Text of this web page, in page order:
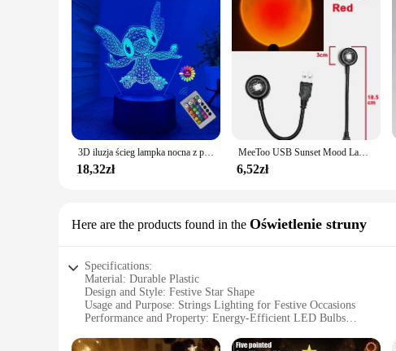
3D iluzja ścieg lampka nocna z pilotem i inteligentny pokój dotykowy lampa dekoracyjna urodziny walentynki prezenty świąteczne
18,32zł
MeeToo USB Sunset Mood Lamp Led Projector Neonowa lampka nocna do salonu Wystrój sypialni Tło Fotografia Atmosfera ścienna
6,52zł
Here are the products found in the Oświetlenie struny
Specifications:
Material: Durable Plastic
Design and Style: Festive Star Shape
Usage and Purpose: Strings Lighting for Festive Occasions
Performance and Property: Energy-Efficient LED Bulbs
Discount: Wholesale and Vendor Pricing Options